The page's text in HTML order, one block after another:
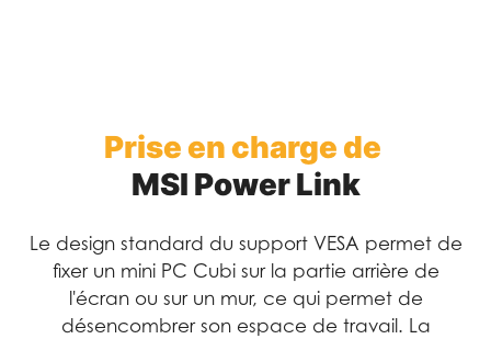
Prise en charge de
MSI Power Link
Le design standard du support VESA permet de
fixer un mini PC Cubi sur la partie arrière de
l'écran ou sur un mur, ce qui permet de
désencombrer son espace de travail. La